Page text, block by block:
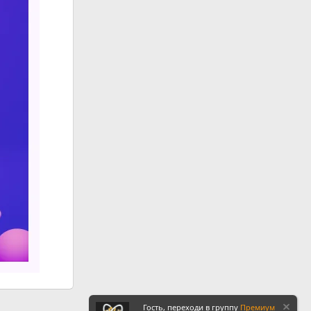
Гость, переходи в группу Премиум